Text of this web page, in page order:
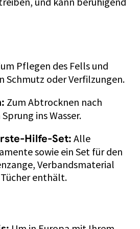
Pflegen des Fells und
Schmutz oder Verfilzungen.
Zum Abtrocknen nach
ins Wasser.
Hilfe-Set: Alle
sowie ein Set für den
Verbandsmaterial
enthält.